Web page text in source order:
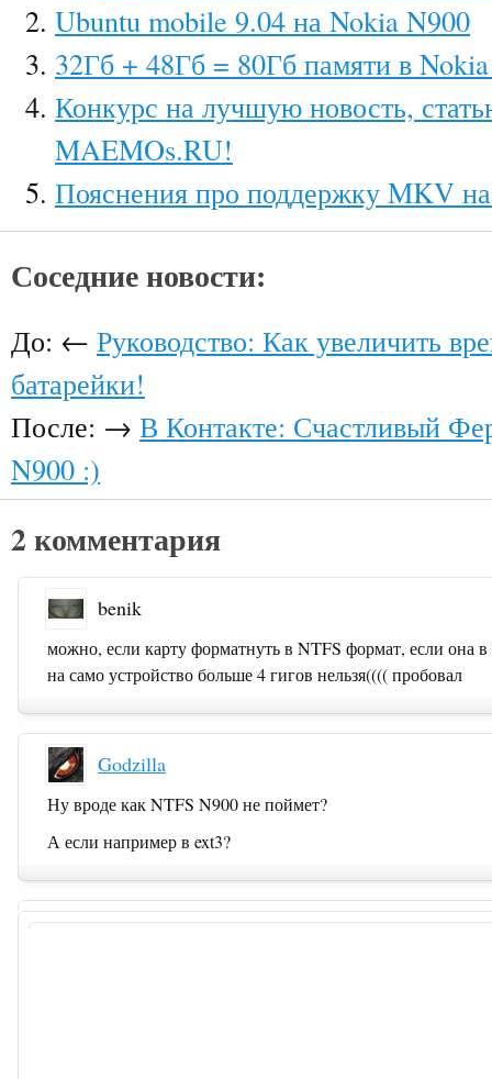
Ubuntu mobile 9.04 на Nokia N900
32Гб + 48Гб = 80Гб памяти в
Конкурс на лучшую новость,
MAEMOs.RU!
Пояснения про поддержку MKV
Соседние новости:
До: ← Руководство: Как увеличить
батарейки!
После: → В Контакте: Счастливый
N900 :)
2 комментария
benik
можно, если карту форматнуть в NTFS формат, если она в
на само устройство больше 4 гигов нельзя(((( пробовал
Godzilla
Ну вроде как NTFS N900 не поймет?
А если например в ext3?